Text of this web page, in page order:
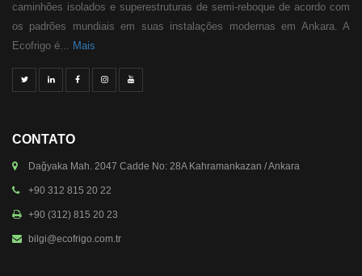
caminhões isolados e superestruturas de semi-reboque de acordo com
os padrões mundiais em suas instalações modernas em Ankara. A
Ecofrigo é... Mais
CONTATO
Dağyaka Mah. 2047 Cadde No: 28A Kahramankazan / Ankara
+90 312 815 20 22
+90 (312) 815 20 23
bilgi@ecofrigo.com.tr